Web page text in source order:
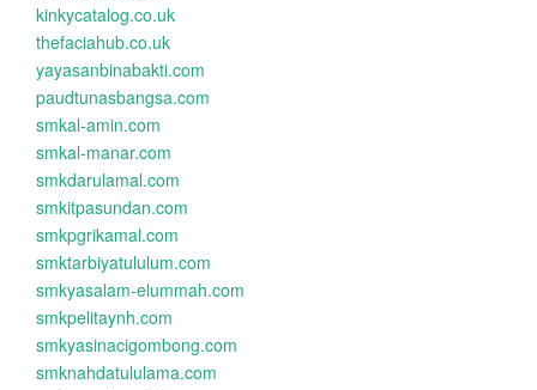
kinkycatalog.co.uk
thefaciahub.co.uk
yayasanbinabakti.com
paudtunasbangsa.com
smkal-amin.com
smkal-manar.com
smkdarulamal.com
smkitpasundan.com
smkpgrikamal.com
smktarbiyatululum.com
smkyasalam-elummah.com
smkpelitaynh.com
smkyasinacigombong.com
smknahdatululama.com